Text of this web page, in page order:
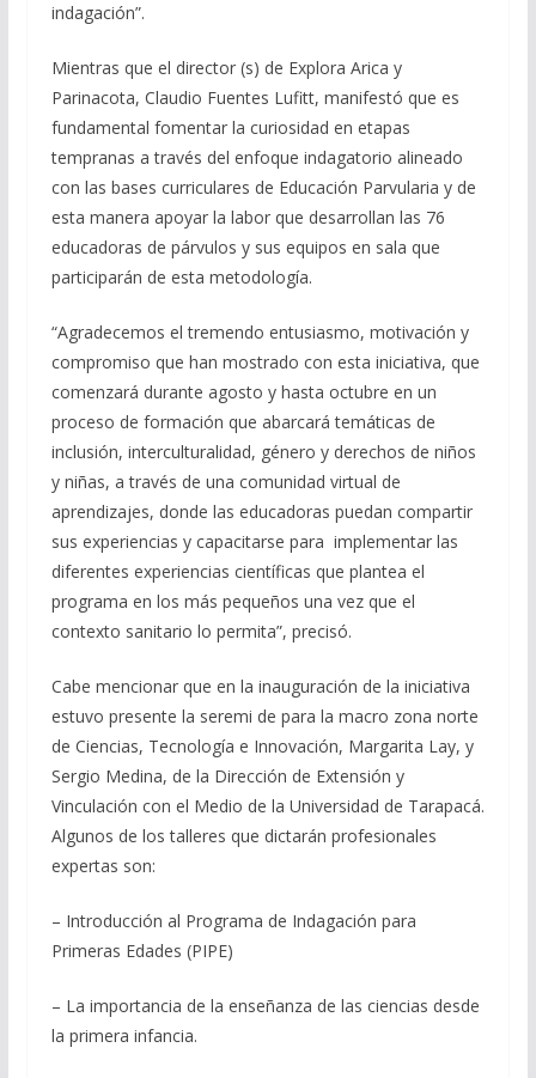
indagación”.
Mientras que el director (s) de Explora Arica y
Parinacota, Claudio Fuentes Lufitt, manifestó que es
fundamental fomentar la curiosidad en etapas
tempranas a través del enfoque indagatorio alineado
con las bases curriculares de Educación Parvularia y de
esta manera apoyar la labor que desarrollan las 76
educadoras de párvulos y sus equipos en sala que
participarán de esta metodología.
“Agradecemos el tremendo entusiasmo, motivación y
compromiso que han mostrado con esta iniciativa, que
comenzará durante agosto y hasta octubre en un
proceso de formación que abarcará temáticas de
inclusión, interculturalidad, género y derechos de niños
y niñas, a través de una comunidad virtual de
aprendizajes, donde las educadoras puedan compartir
sus experiencias y capacitarse para implementar las
diferentes experiencias científicas que plantea el
programa en los más pequeños una vez que el
contexto sanitario lo permita”, precisó.
Cabe mencionar que en la inauguración de la iniciativa
estuvo presente la seremi de para la macro zona norte
de Ciencias, Tecnología e Innovación, Margarita Lay, y
Sergio Medina, de la Dirección de Extensión y
Vinculación con el Medio de la Universidad de Tarapacá.
Algunos de los talleres que dictarán profesionales
expertas son:
– Introducción al Programa de Indagación para
Primeras Edades (PIPE)
– La importancia de la enseñanza de las ciencias desde
la primera infancia.